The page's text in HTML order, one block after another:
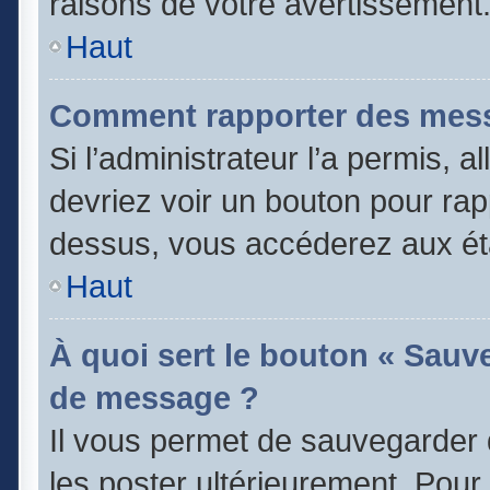
Haut
Comment rapporter des
Si l’administrateur l’a permis,
devriez voir un bouton pour
dessus, vous accéderez aux
Haut
À quoi sert le bouton «
de message ?
Il vous permet de